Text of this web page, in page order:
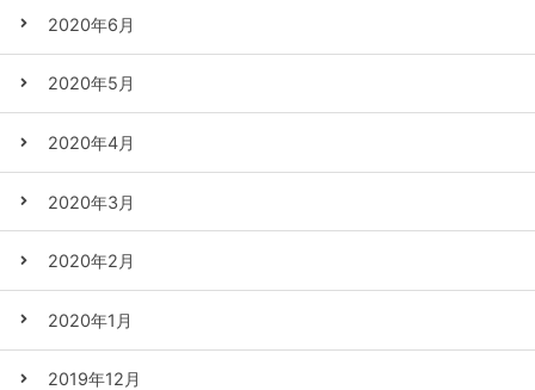
2020年6月
2020年5月
2020年4月
2020年3月
2020年2月
2020年1月
2019年12月